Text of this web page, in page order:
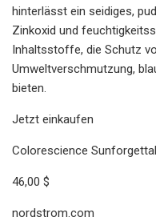
hinterlässt ein seidiges,
Zinkoxid und
Inhaltsstoffe, die Schutz
Umweltverschmutzung,
bieten.
Jetzt einkaufen
Colorescience
46,00 $
nordstrom.com